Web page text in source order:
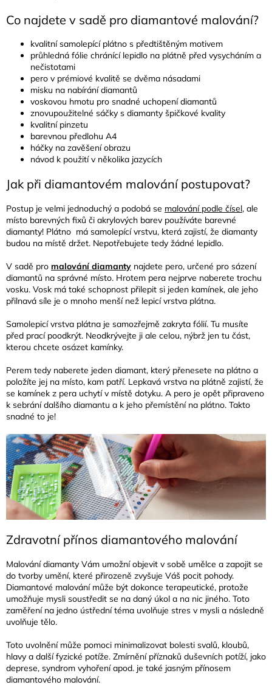
Co najdete v sadě pro diamantové malování?
kvalitní samolepící plátno s předtištěným motivem
průhledná fólie chránící lepidlo na plátně před vysycháním a
nečistotami
pero v prémiové kvalitě se dvěma násadami
misku na nabírání diamantů
voskovou hmotu pro snadné uchopení diamantů
znovupoužitelné sáčky s diamanty špičkové kvality
kvalitní pinzetu
barevnou předlohu A4
háčky na zavěšení obrazu
návod k použití v několika jazycích
Jak při diamantovém malování postupovat?
Postup je velmi jednoduchý a podobá se malování podle čísel, ale
místo barevných fixů či akrylových barev používáte barevné
diamanty! Plátno má samolepící vrstvu, která zajistí, že diamanty
budou na místě držet. Nepotřebujete tedy žádné lepidlo.
V sadě pro malování diamanty najdete pero, určené pro sázení
diamantů na správné místo. Hrotem pera nejprve naberete trochu
vosku. Vosk má také schopnost přilepit si jeden kamínek, ale jeho
přilnavá síle je o mnoho menší než lepicí vrstva plátna.
Samolepicí vrstva plátna je samozřejmě zakryta fólií. Tu musíte
před prací poodkrýt. Neodkrývejte ji ale celou, nýbrž jen tu část,
kterou chcete osázet kamínky.
Perem tedy naberete jeden diamant, který přenesete na plátno a
položíte jej na místo, kam patří. Lepkavá vrstva na plátně zajistí, že
se kamínek z pera uchytí v místě dotyku. A pero je opět připraveno
k sebrání dalšího diamantu a k jeho přemístění na plátno. Takto
snadné to je!
Zdravotní přínos diamantového malování
Malování diamanty Vám umožní objevit v sobě umělce a zapojit se
do tvorby umění, které přirozeně zvyšuje Váš pocit pohody.
Diamantové malování může být dokonce terapeutické, protože
umožňuje mysli soustředit se na daný úkol a na nic jiného. Toto
zaměření na jedno ústřední téma uvolňuje stres v mysli a následně
uvolňuje tělo.
Toto uvolnění může pomoci minimalizovat bolesti svalů, kloubů,
hlavy a další fyzické potíže. Zmírnění příznaků duševních potíží, jako
deprese, syndrom vyhoření apod. je také jasným přínosem
diamantového malování.